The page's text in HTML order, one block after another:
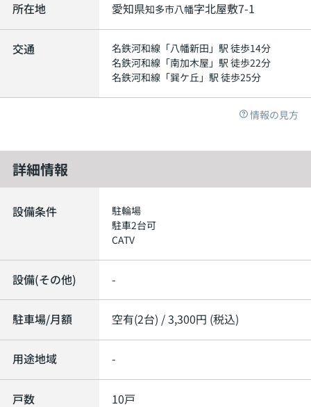
所在地 愛知県知多市八幡字北屋敷7-1
交通 名鉄河和線 「八幡新田 」駅 徒歩14分
名鉄河和線 「南加木屋 」駅 徒歩22分
名鉄河和線 「巽ケ丘 」駅 徒歩25分
情報の見方
詳細情報
設備条件
駐輪場
駐車2台可
CATV
設備(その他) -
駐車場/月額 空有(2台) / 3,300円 (税込)
用途地域 -
戸数 10戸